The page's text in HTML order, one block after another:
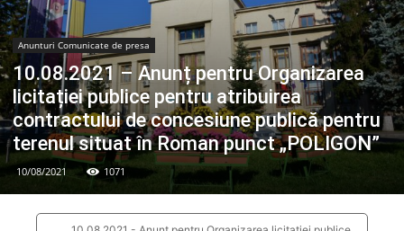
Anunturi Comunicate de presa
10.08.2021 – Anunț pentru Organizarea
licitației publice pentru atribuirea
contractului de concesiune publică pentru
terenul situat în Roman punct „POLIGON”
10/08/2021 1071